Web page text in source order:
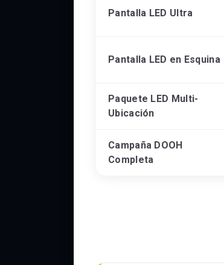
Pantalla LED Ultra
Pantalla LED en Esquina
Paquete LED Multi-
Ubicación
Campaña DOOH
Completa